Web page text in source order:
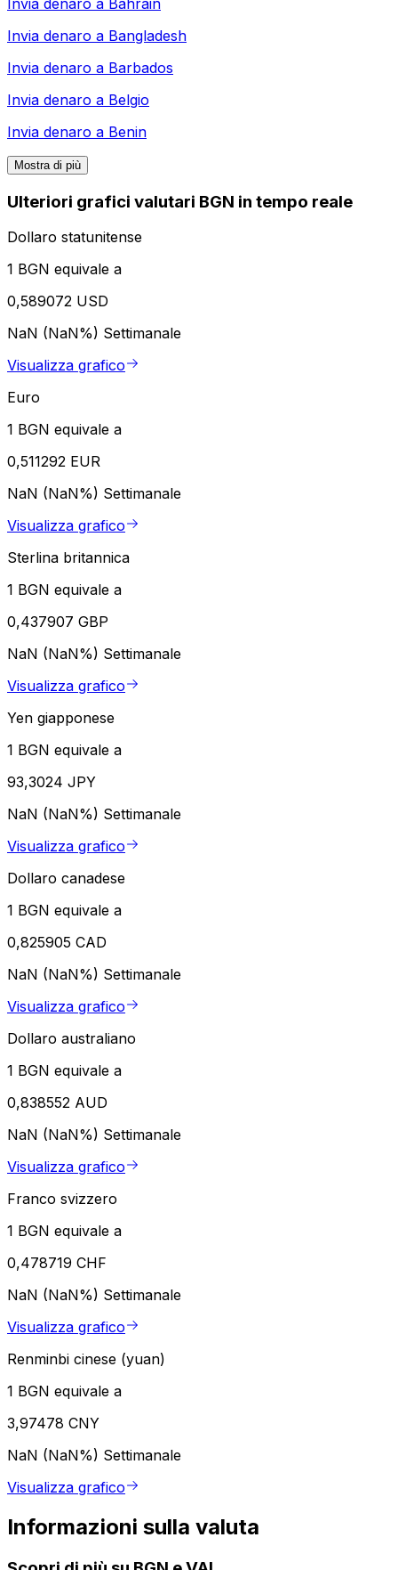
Invia denaro a Bangladesh
Invia denaro a Barbados
Invia denaro a Belgio
Invia denaro a Benin
Mostra di più
Ulteriori grafici valutari BGN in tempo reale
Dollaro statunitense
1 BGN equivale a
0,589072 USD
NaN (NaN%) Settimanale
Visualizza grafico
Euro
1 BGN equivale a
0,511292 EUR
NaN (NaN%) Settimanale
Visualizza grafico
Sterlina britannica
1 BGN equivale a
0,437907 GBP
NaN (NaN%) Settimanale
Visualizza grafico
Yen giapponese
1 BGN equivale a
93,3024 JPY
NaN (NaN%) Settimanale
Visualizza grafico
Dollaro canadese
1 BGN equivale a
0,825905 CAD
NaN (NaN%) Settimanale
Visualizza grafico
Dollaro australiano
1 BGN equivale a
0,838552 AUD
NaN (NaN%) Settimanale
Visualizza grafico
Franco svizzero
1 BGN equivale a
0,478719 CHF
NaN (NaN%) Settimanale
Visualizza grafico
Renminbi cinese (yuan)
1 BGN equivale a
3,97478 CNY
NaN (NaN%) Settimanale
Visualizza grafico
Informazioni sulla valuta